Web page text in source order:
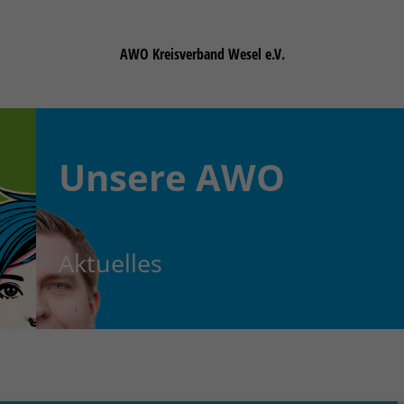
AWO Kreisverband Wesel e.V.
Unsere AWO
Aktuelles